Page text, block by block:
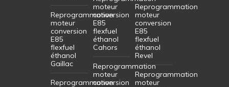
Reprogrammation
moteur
conversion
E85
flexfuel
éthanol
Gaillac
Reprogrammation
moteur
conversion
E85
flexfuel
éthanol
Cahors
Reprogrammation
moteur
conversion
Reprogrammation
moteur
conversion
E85
flexfuel
éthanol
Revel
Reprogrammation
moteur